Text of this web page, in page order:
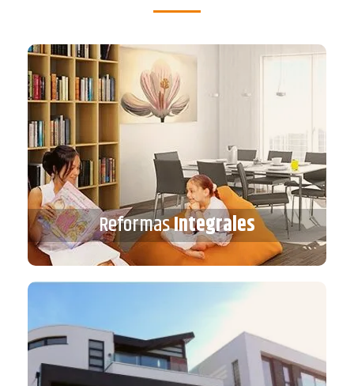
ReformasIntegrales
ReformasIntegrales
VER MÁS